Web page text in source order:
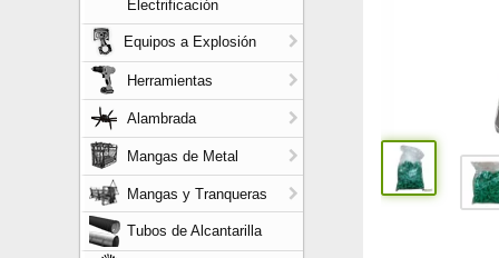
Electrificación
Equipos a Explosión
Herramientas
Alambrada
Mangas de Metal
Mangas y Tranqueras
Tubos de Alcantarilla